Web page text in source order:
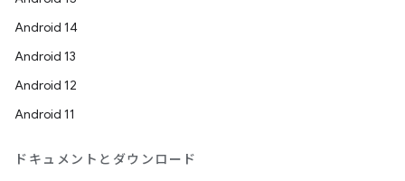
Android 14
Android 13
Android 12
Android 11
ドキュメントとダウンロード